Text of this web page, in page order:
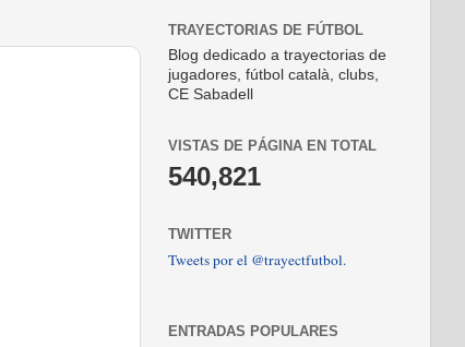
TRAYECTORIAS DE FÚTBOL
Blog dedicado a trayectorias de
jugadores, fútbol català, clubs,
CE Sabadell
VISTAS DE PÁGINA EN TOTAL
540,821
TWITTER
Tweets por el @trayectfutbol.
ENTRADAS POPULARES